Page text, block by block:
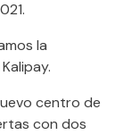
la
centro de
con dos